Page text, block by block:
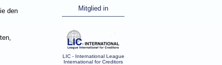
den
Mitglied in
LIC - International League
International for Creditors